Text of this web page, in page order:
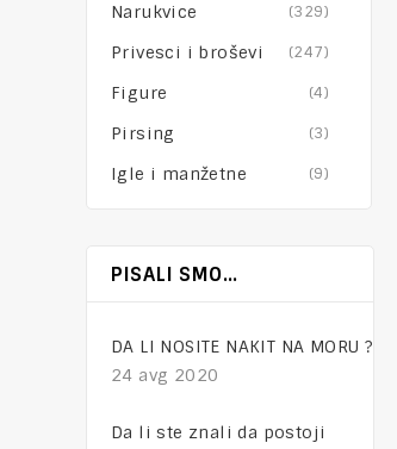
Narukvice (329)
Privesci i broševi (247)
Figure (4)
Pirsing (3)
Igle i manžetne (9)
PISALI SMO…
DA LI NOSITE NAKIT NA MORU ?
24 avg 2020
Da li ste znali da postoji